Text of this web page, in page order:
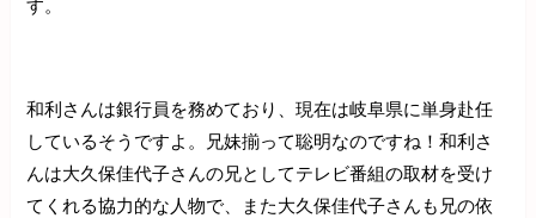
和利さんは銀行員を務めており、現在は岐阜県に単身赴任
しているそうですよ。兄妹揃って聡明なのですね！和利さ
んは大久保佳代子さんの兄としてテレビ番組の取材を受け
てくれる協力的な人物で、また大久保佳代子さんも兄の依